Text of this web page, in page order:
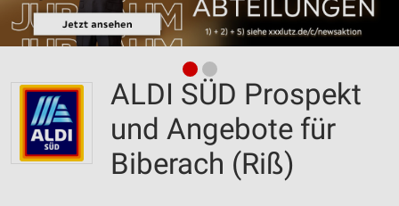
ALDI SÜD Prospekt
und Angebote für
Biberach (Riß)